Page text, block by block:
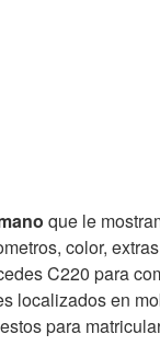
que le
color,
C220 para
localizados en
para